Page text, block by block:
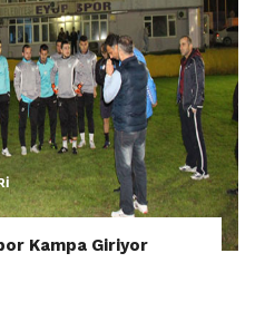
Kampa Giriyor